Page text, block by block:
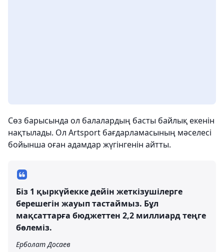
Сөз барысында ол балалардың басты байлық екенін
нақтылады. Ол Artsport бағдарламасының мәселесі
бойынша оған адамдар жүгінгенін айтты.
Біз 1 қыркүйекке дейін жеткізушілерге
берешегін жауып тастаймыз. Бұл
мақсаттарға бюджеттен 2,2 миллиард теңге
бөлеміз.
Ерболат Досаев